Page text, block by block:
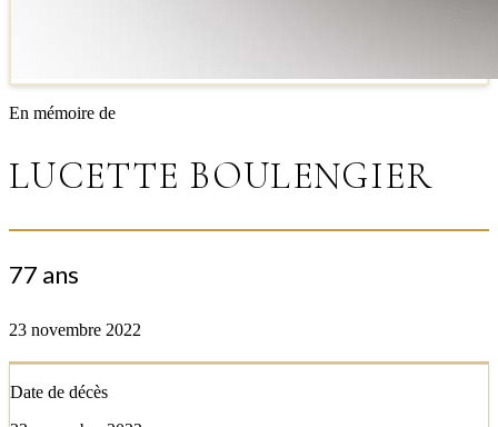
En mémoire de
LUCETTE BOULENGIER
77 ans
23 novembre 2022
Date de décès